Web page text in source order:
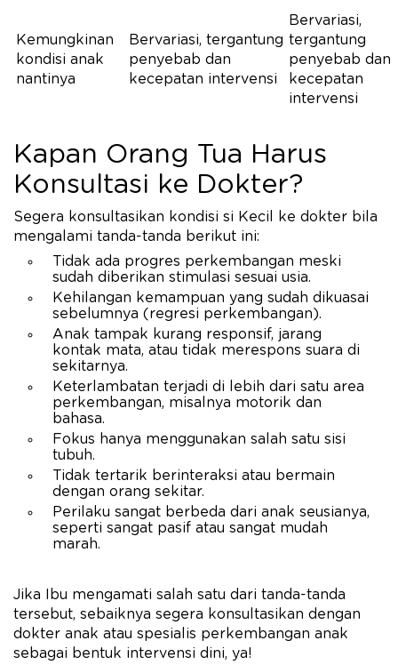
Kemungkinan
kondisi anak
nantinya
Bervariasi, tergantung
penyebab dan
kecepatan intervensi
Bervariasi,
tergantung
penyebab dan
kecepatan
intervensi
Kapan Orang Tua Harus
Konsultasi ke Dokter?
Segera konsultasikan kondisi si Kecil ke dokter bila
mengalami tanda-tanda berikut ini:
Tidak ada progres perkembangan meski
sudah diberikan stimulasi sesuai usia.
Kehilangan kemampuan yang sudah dikuasai
sebelumnya (regresi perkembangan).
Anak tampak kurang responsif, jarang
kontak mata, atau tidak merespons suara di
sekitarnya.
Keterlambatan terjadi di lebih dari satu area
perkembangan, misalnya motorik dan
bahasa.
Fokus hanya menggunakan salah satu sisi
tubuh.
Tidak tertarik berinteraksi atau bermain
dengan orang sekitar.
Perilaku sangat berbeda dari anak seusianya,
seperti sangat pasif atau sangat mudah
marah.
Jika Ibu mengamati salah satu dari tanda-tanda
tersebut, sebaiknya segera konsultasikan dengan
dokter anak atau spesialis perkembangan anak
sebagai bentuk intervensi dini, ya!